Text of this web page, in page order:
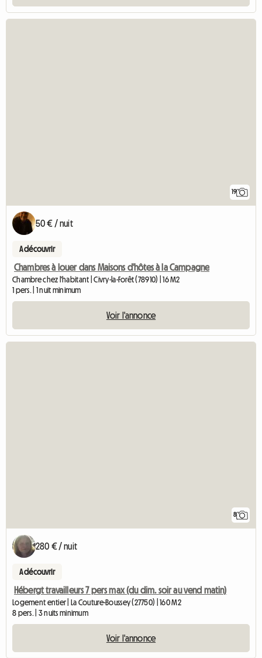
19
50 € / nuit
A découvrir
Chambres à louer dans Maisons d'hôtes à la Campagne
Chambre chez l'habitant | Civry-la-Forêt (78910) | 16 M2
1 pers. | 1 nuit minimum
Voir l'annonce
8
280 € / nuit
A découvrir
Hébergt travailleurs 7 pers max (du dim. soir au vend matin)
Logement entier | La Couture-Boussey (27750) | 160 M2
8 pers. | 3 nuits minimum
Voir l'annonce